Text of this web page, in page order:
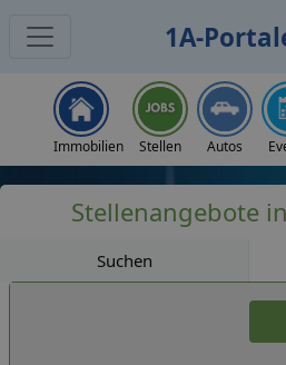
1A-
Immobilien Stellen Autos
Stellenangebote
Suchen